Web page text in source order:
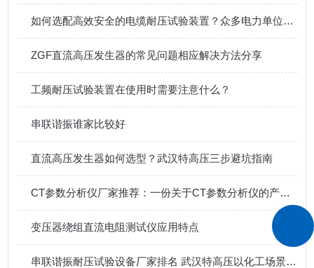
如何选配高效安全的电缆耐压试验装置？众多电力单位的选择经验分享
ZGF直流高压发生器的常见问题相应解决方法分享
工频耐压试验装置在使用时需要注意什么？
串联谐振谁家比较好
直流高压发生器如何选型？武汉特高压三步避坑指南
CT参数分析仪厂家推荐：一份关于CT参数分析仪的产品观察
变压器绕组直流电阻测试仪应用特点
串联谐振耐压试验设备厂家排名 武汉特高压以化工场景实力与口碑并存